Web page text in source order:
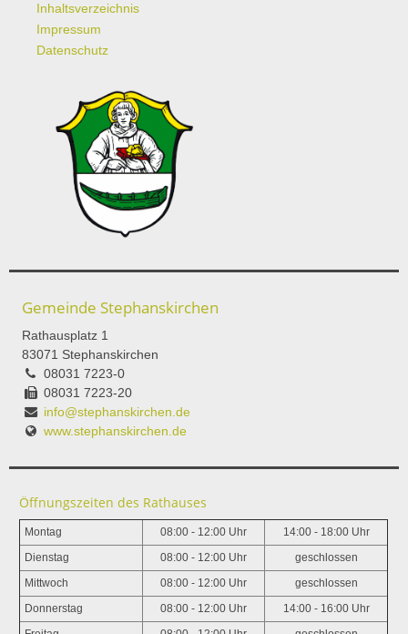
Inhaltsverzeichnis
Impressum
Datenschutz
Gemeinde Stephanskirchen
Rathausplatz 1
83071 Stephanskirchen
08031 7223-0
08031 7223-20
info@stephanskirchen.de
www.stephanskirchen.de
Öffnungszeiten des Rathauses
Montag 08:00 - 12:00 Uhr 14:00 - 18:00 Uhr
Dienstag 08:00 - 12:00 Uhr geschlossen
Mittwoch 08:00 - 12:00 Uhr geschlossen
Donnerstag 08:00 - 12:00 Uhr 14:00 - 16:00 Uhr